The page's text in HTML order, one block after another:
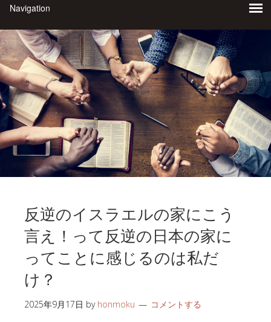
反逆のイスラエルの家にこう
言え！って反逆の日本の家に
ってことに感じるのは私だ
け？
2025年9月17日 by honmoku コメントする